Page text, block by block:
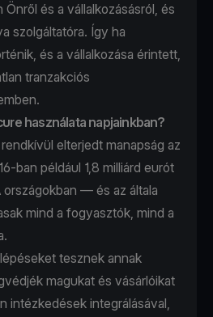
és a vállalkozásásról, és
szolgáltatóra. Így ha
és a vállalkozása érintett,
tranzakciós
használata napjainkban?
elterjedt manapság az
ban például 1,8 milliárd eurót
— és az általa
mind a fogyasztók, mind a
tesznek annak
magukat és vásárlóikat
intézkedések integrálásával,